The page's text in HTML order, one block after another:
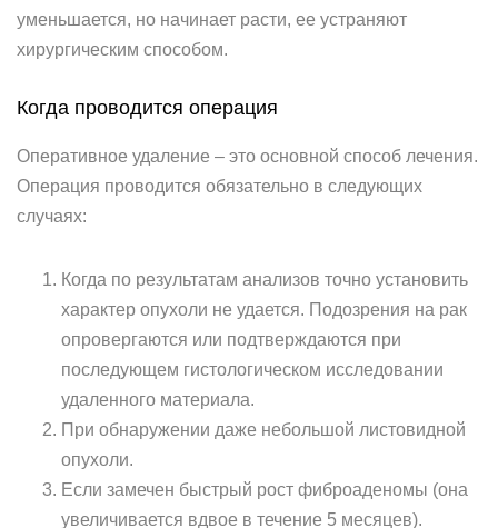
уменьшается, но начинает расти, ее устраняют
хирургическим способом.
Когда проводится операция
Оперативное удаление – это основной способ лечения.
Операция проводится обязательно в следующих
случаях:
Когда по результатам анализов точно установить
характер опухоли не удается. Подозрения на рак
опровергаются или подтверждаются при
последующем гистологическом исследовании
удаленного материала.
При обнаружении даже небольшой листовидной
опухоли.
Если замечен быстрый рост фиброаденомы (она
увеличивается вдвое в течение 5 месяцев).